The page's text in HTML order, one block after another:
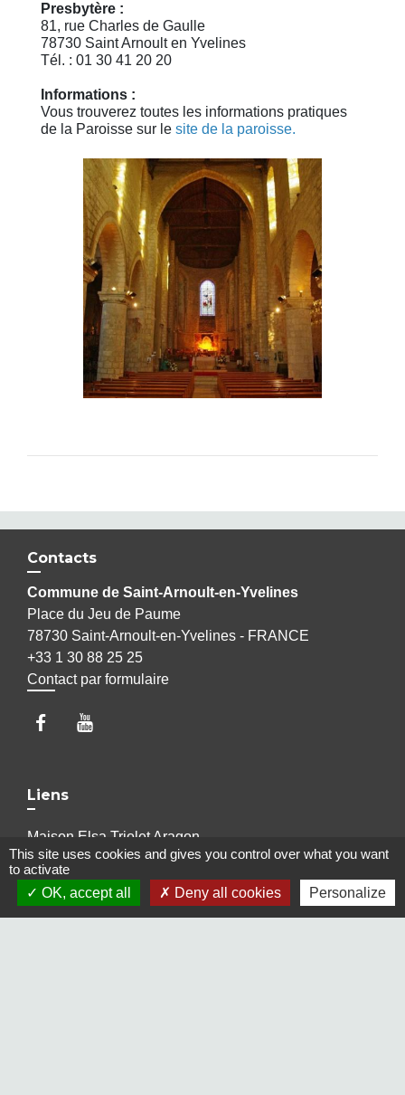
Presbytère :
81, rue Charles de Gaulle
78730 Saint Arnoult en Yvelines
Tél. : 01 30 41 20 20
Informations :
Vous trouverez toutes les informations pratiques
de la Paroisse sur le site de la paroisse.
Contacts
Commune de Saint-Arnoult-en-Yvelines
Place du Jeu de Paume
78730 Saint-Arnoult-en-Yvelines - FRANCE
+33 1 30 88 25 25
Contact par formulaire
Liens
Maison Elsa Triolet Aragon
Office du Tourisme
Médiathèque "Les yeux d'Elsa"
Le Cratère, salle de cinéma et de spectacles
This site uses cookies and gives you control over what you want
to activate
OK, accept all
Deny all cookies Personalize